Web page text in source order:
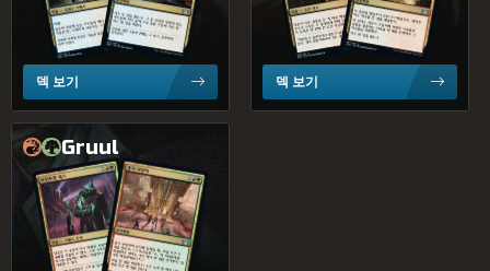
4색 0.8%
덱 보기 덱 보기
Gruul
보안요원 록스 경기 부양책